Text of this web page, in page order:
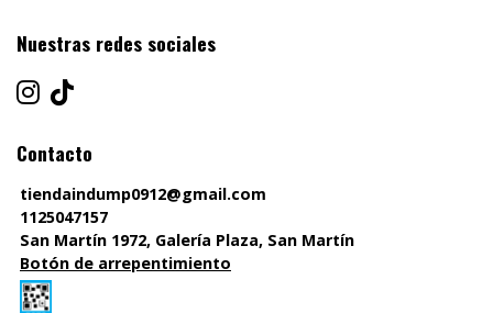
Nuestras redes sociales
Contacto
tiendaindump0912@gmail.com
1125047157
San Martín 1972, Galería Plaza, San Martín
Botón de arrepentimiento